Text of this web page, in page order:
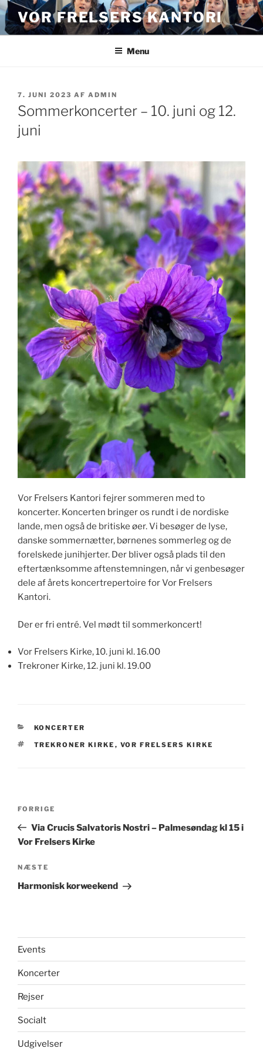
Videre
til
indhold
VOR FRELSERS KANTORI
Menu
UDGIVET
DEN
7. JUNI 2023 AF ADMIN
Sommerkoncerter – 10. juni og 12.
juni
Vor Frelsers Kantori fejrer sommeren med to
koncerter. Koncerten bringer os rundt i de nordiske
lande, men også de britiske øer. Vi besøger de lyse,
danske sommernætter, børnenes sommerleg og de
forelskede junihjerter. Der bliver også plads til den
eftertænksomme aftenstemningen, når vi genbesøger
dele af årets koncertrepertoire for Vor Frelsers
Kantori.
Der er fri entré. Vel mødt til sommerkoncert!
Vor Frelsers Kirke, 10. juni kl. 16.00
Trekroner Kirke, 12. juni kl. 19.00
KATEGORIER
KONCERTER
TAGS
TREKRONER KIRKE , VOR FRELSERS KIRKE
Forrige
indlæg
FORRIGE
Via Crucis Salvatoris Nostri – Palmesøndag kl 15 i
Vor Frelsers Kirke
Næste
indlæg
NÆSTE
Harmonisk korweekend
Events
Koncerter
Rejser
Socialt
Udgivelser